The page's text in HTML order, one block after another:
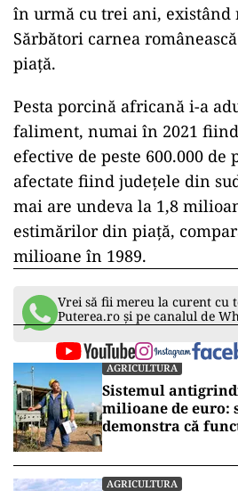
în urmă cu trei ani, existând
Sărbători carnea
piață.
Pesta porcină africană i-a
faliment, numai în 2021
efective de peste 600.000 de
afectate fiind județele din
mai are undeva la 1,8
estimărilor din piață,
milioane în 1989.
Vrei să fii mereu la curent cu
Puterea.ro și pe canalul de
AGRICULTURA
Sistemul
milioane de euro:
demonstra că
AGRICULTURA